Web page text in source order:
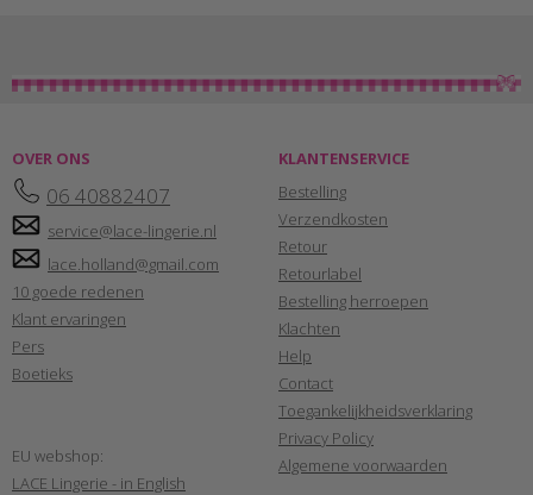
OVER ONS
06 40882407
service@lace-lingerie.nl
lace.holland@gmail.com
10 goede redenen
Klant ervaringen
Pers
Boetieks
EU webshop:
LACE Lingerie - in English
KLANTENSERVICE
Bestelling
Verzendkosten
Retour
Retourlabel
Bestelling herroepen
Klachten
Help
Contact
Toegankelijkheidsverklaring
Privacy Policy
Algemene voorwaarden